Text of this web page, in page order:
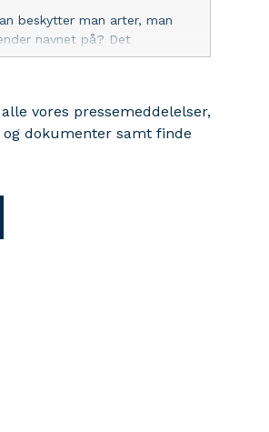
beskytter man arter, man
navnet på? Det
er omdrejningspunktet for
med en række europæiske
sætter fokus på
vores pressemeddelelser,
dokumenter samt finde